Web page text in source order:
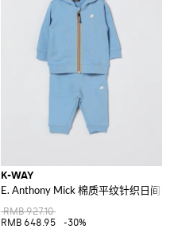
K-WAY
E. Anthony Mick 棉质平纹针织日间套
RMB 927.10
RMB 648.95
-30%